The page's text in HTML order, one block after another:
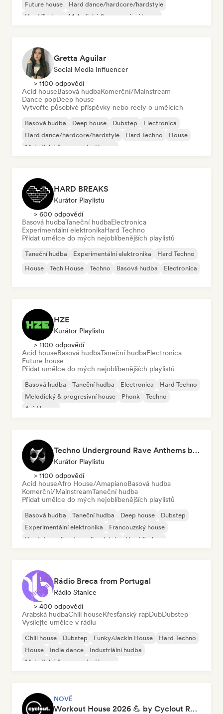
Future house
Hard dance/hardcore/hardstyle
Hard Techno
Melodický & progresivní house
Gretta Aguilar
Social Media Influencer
> 1100 odpovědí
Acid houseBasová hudbaKomerční/Mainstream
Dance popDeep house
Vytvořte působivé příspěvky nebo reely o umělcích
Basová hudba Deep house Dubstep
Electronica
Hard dance/hardcore/hardstyle
Hard Techno
House
Melodický & progresivní house
HARD BREAKS
Kurátor Playlistu
> 600 odpovědí
Basová hudbaTaneční hudbaElectronica
Experimentální elektronikaHard Techno
Přidat umělce do mých nejoblíbenějších playlistů
Taneční hudba Experimentální elektronika
Hard Techno
House
Tech House Techno Basová hudba Electronica
HZE
Kurátor Playlistu
> 1100 odpovědí
Acid houseBasová hudbaTaneční hudbaElectronica
Future house
Přidat umělce do mých nejoblíbenějších playlistů
Basová hudba Taneční hudba Electronica
Hard Techno
Melodický & progresivní house
Phonk
Techno
Acid house
Techno Underground Rave Anthems by Orphium
Kurátor Playlistu
> 1100 odpovědí
Acid houseAfro House/AmapianoBasová hudba
Komerční/MainstreamTaneční hudba
Přidat umělce do mých nejoblíbenějších playlistů
Basová hudba Taneční hudba Deep house
Dubstep
Experimentální elektronika
Francouzský house
Hard dance/hardcore/hardstyle
Hard Techno
Rádio Breca from Portugal
Rádio Stanice
> 400 odpovědí
Arabská hudbaChill houseKřesťanský rapDubDubstep
Vysílejte umělce v rádiu
Chill house Dubstep Funky/Jackin House
Hard Techno
House
Indie dance
Industriální hudba
Melodický & progresivní house
NOVÉ
Workout House 2026 💪 by Cyclout Records